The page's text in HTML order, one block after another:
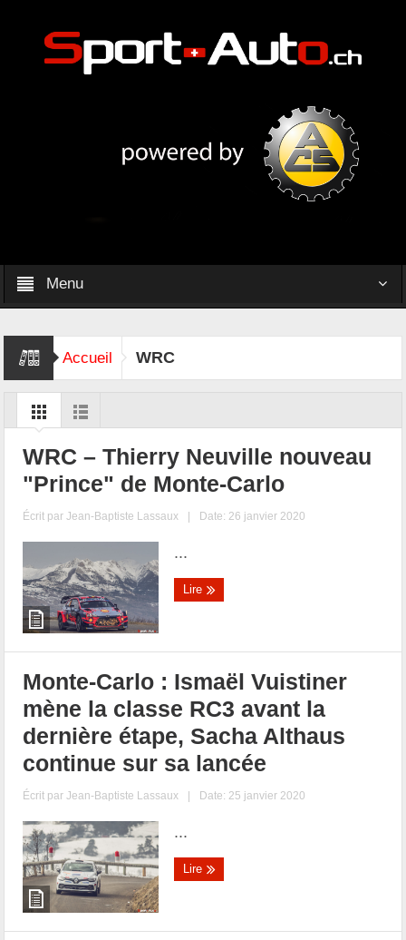
Menu
Accueil WRC
WRC – Thierry Neuville nouveau
"Prince" de Monte-Carlo
Écrit parJean-Baptiste Lassaux | Date: 26 janvier 2020
...
Lire
Monte-Carlo : Ismaël Vuistiner
mène la classe RC3 avant la
dernière étape, Sacha Althaus
continue sur sa lancée
Écrit parJean-Baptiste Lassaux | Date: 25 janvier 2020
...
Lire